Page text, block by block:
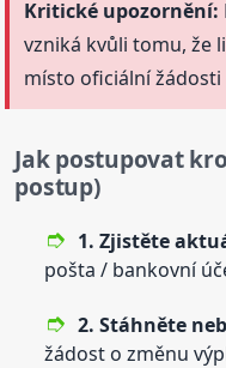
Kritické upozornění:
vzniká kvůli tomu, že
místo oficiální
Jak postupovat
postup)
1. Zjistěte
pošta / bankovní
2. Stáhněte
žádost o změnu